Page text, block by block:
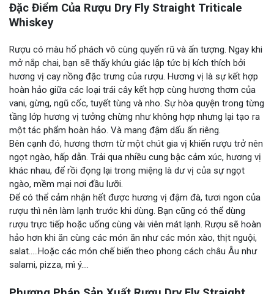
Đặc Điểm Của Rượu Dry Fly Straight Triticale
Whiskey
Rượu có màu hổ phách vô cùng quyến rũ và ấn tượng. Ngay khi
mở nắp chai, bạn sẽ thấy khứu giác lập tức bị kích thích bởi
hương vị cay nồng đặc trưng của rượu. Hương vị là sự kết hợp
hoàn hảo giữa các loại trái cây kết hợp cùng hương thơm của
vani, gừng, ngũ cốc, tuyết tùng và nho. Sự hòa quyện trong từng
tầng lớp hương vị tưởng chừng như không hợp nhưng lại tạo ra
một tác phẩm hoàn hảo. Và mang đậm dấu ấn riêng.
Bên cạnh đó, hương thơm từ một chút gia vị khiến rượu trở nên
ngọt ngào, hấp dẫn. Trải qua nhiều cung bậc cảm xúc, hương vị
khác nhau, để rồi đọng lại trong miệng là dư vị của sự ngọt
ngào, mềm mại nơi đầu lưỡi.
Để có thể cảm nhận hết được hương vị đậm đà, tươi ngon của
rượu thì nên làm lạnh trước khi dùng. Bạn cũng có thể dùng
rượu trực tiếp hoặc uống cùng vài viên mát lạnh. Rượu sẽ hoàn
hảo hơn khi ăn cùng các món ăn như các món xào, thịt nguội,
salat…..Hoặc các món chế biến theo phong cách châu Âu như
salami, pizza, mì ý….